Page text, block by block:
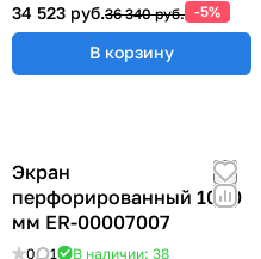
34 523 руб.36 340 руб. -5%
В корзину
Экран
перфорированный 1000
мм ER-00007007
0 1 В наличии: 38